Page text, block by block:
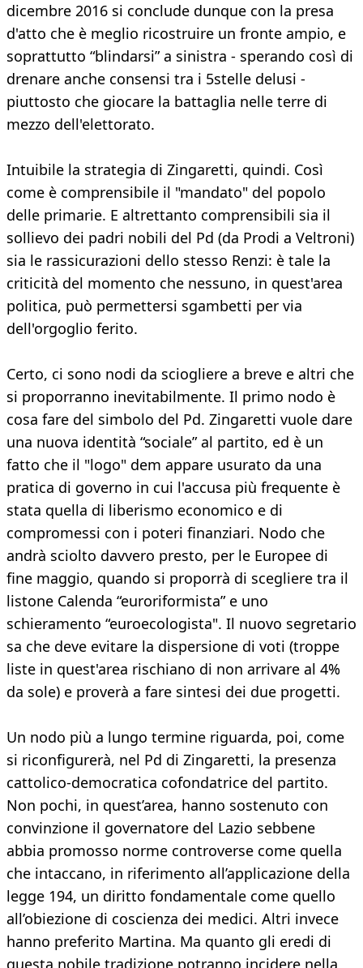
dicembre 2016 si conclude dunque con la presa
d'atto che è meglio ricostruire un fronte ampio, e
soprattutto “blindarsi” a sinistra - sperando così di
drenare anche consensi tra i 5stelle delusi -
piuttosto che giocare la battaglia nelle terre di
mezzo dell'elettorato.
Intuibile la strategia di Zingaretti, quindi. Così
come è comprensibile il "mandato" del popolo
delle primarie. E altrettanto comprensibili sia il
sollievo dei padri nobili del Pd (da Prodi a Veltroni)
sia le rassicurazioni dello stesso Renzi: è tale la
criticità del momento che nessuno, in quest'area
politica, può permettersi sgambetti per via
dell'orgoglio ferito.
Certo, ci sono nodi da sciogliere a breve e altri che
si proporranno inevitabilmente. Il primo nodo è
cosa fare del simbolo del Pd. Zingaretti vuole dare
una nuova identità “sociale” al partito, ed è un
fatto che il "logo" dem appare usurato da una
pratica di governo in cui l'accusa più frequente è
stata quella di liberismo economico e di
compromessi con i poteri finanziari. Nodo che
andrà sciolto davvero presto, per le Europee di
fine maggio, quando si proporrà di scegliere tra il
listone Calenda “euroriformista” e uno
schieramento “euroecologista". Il nuovo segretario
sa che deve evitare la dispersione di voti (troppe
liste in quest'area rischiano di non arrivare al 4%
da sole) e proverà a fare sintesi dei due progetti.
Un nodo più a lungo termine riguarda, poi, come
si riconfigurerà, nel Pd di Zingaretti, la presenza
cattolico-democratica cofondatrice del partito.
Non pochi, in quest’area, hanno sostenuto con
convinzione il governatore del Lazio sebbene
abbia promosso norme controverse come quella
che intaccano, in riferimento all’applicazione della
legge 194, un diritto fondamentale come quello
all’obiezione di coscienza dei medici. Altri invece
hanno preferito Martina. Ma quanto gli eredi di
questa nobile tradizione potranno incidere nella